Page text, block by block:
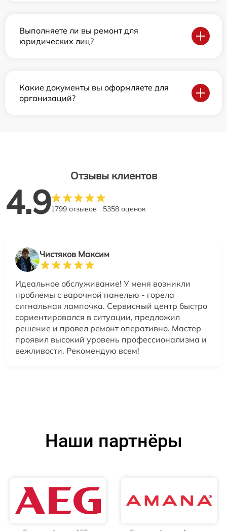
Выполняете ли вы ремонт для
юридических лиц?
Какие документы вы оформляете для
организаций?
Отзывы клиентов
4.91799 отзывов 5358 оценок
Чистяков Максим
Идеальное обслуживание! У меня возникли
проблемы с варочной панелью - горела
сигнальная лампочка. Сервисный центр быстро
сориентировался в ситуации, предложил
решение и провел ремонт оперативно. Мастер
проявил высокий уровень профессионализма и
вежливости. Рекомендую всем!
Наши партнёры